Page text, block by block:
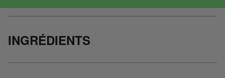
INGRÉDIENTS